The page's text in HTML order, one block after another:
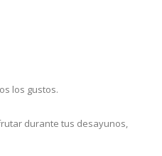
los gustos.
durante tus desayunos,